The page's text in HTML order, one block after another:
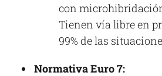
con
Tienen vía libre en
99% de las
Normativa Euro 7: